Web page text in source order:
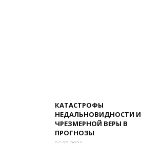
КАТАСТРОФЫ
НЕДАЛЬНОВИДНОСТИ И
ЧРЕЗМЕРНОЙ ВЕРЫ В
ПРОГНОЗЫ